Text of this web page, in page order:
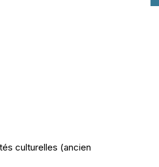
culturelles (ancien